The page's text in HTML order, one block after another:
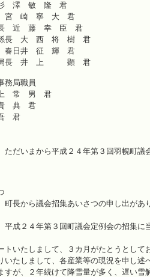
杉 澤 敏 隆 君
宮 崎 寧 大 君
長 近 藤 幸 臣 君
係長 大 西 将 樹 君
春日井 征 輝 君
理委員会
務局職員
長 水 上 常 男
金 丸 貴 典 君
君
だいまから平成２４年第３回羽幌町議
長から議会招集あいさつの申し出があ
成２４年第３回町議会定例会の招集に
いたしまして、３カ月がたとうとして
いたしまして、各産業等の現況を申し述
が、２年続けて降雪量が多く、遅い雪